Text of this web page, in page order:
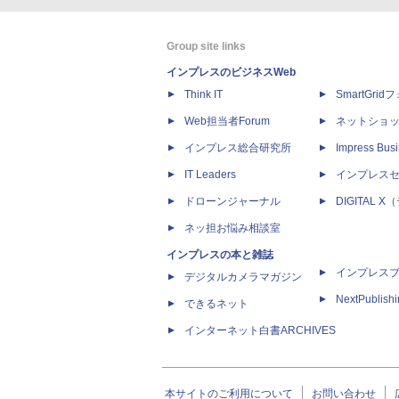
Group site links
インプレスのビジネスWeb
Think IT
Web担当者Forum
インプレス総合研究所
IT Leaders
ドローンジャーナル
ネッ担お悩み相談室
インプレスの本と雑誌
デジタルカメラマガジン
できるネット
インターネット白書ARCHIVES
SmartGridフ
ネットショ
Impress
インプレス
DIGITAL X
インプレス
本サイトのご利用について お問い合わせ